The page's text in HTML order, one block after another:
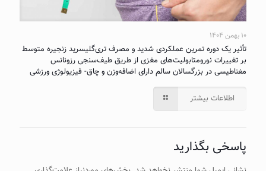
۱۰ بهمن ۱۴۰۴
تأثیر یک دوره تمرین عملکردی شدید و مصرف تری‌گلیسرید زنجیره متوسط
بر تغییرات نورومتابولیت‌های مغزی از طریق طیف‌سنجی رزونانس
مغناطیسی در بزرگسالان سالم دارای اضافه‌وزن و چاق- فیزیولوژی ورزشی
اطلاعات بیشتر
پاسخی بگذارید